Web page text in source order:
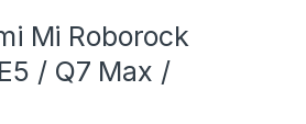
Mi Roborock
/ Q7 Max /